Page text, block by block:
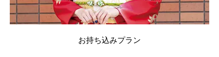
お持ち込みプラン